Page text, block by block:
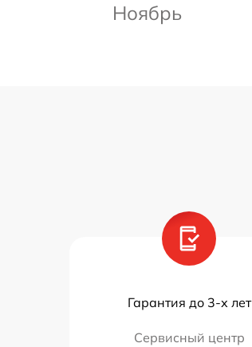
Ноябрь
Гарантия до 3-х лет
Сервисный центр